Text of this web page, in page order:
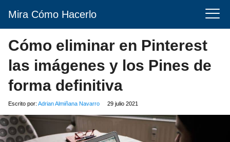
Mira Cómo Hacerlo
Cómo eliminar en Pinterest
las imágenes y los Pines de
forma definitiva
Escrito por: Adrian Almiñana Navarro 29 julio 2021